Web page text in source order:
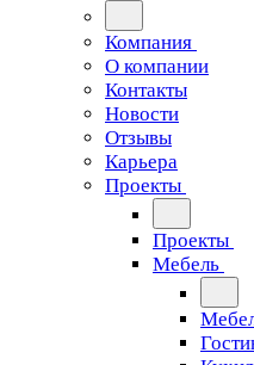
Компания
О компании
Контакты
Новости
Отзывы
Карьера
Проекты
Проекты
Мебель